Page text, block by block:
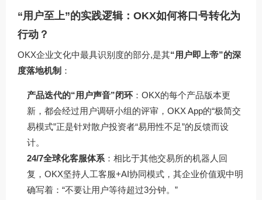
“用户至上”的实践逻辑：OKX如何将口号转化为
行动？
OKX企业文化中最具识别度的部分,是其“用户即上帝”的深
度落地机制 ：
产品迭代的“用户声音”闭环：OKX的每个产品版本更
新，都会经过用户调研小组的评审，OKX App的“极简交
易模式”正是针对散户投资者“易用性不足”的反馈而设
计。
24/7全球化客服体系 ：相比于其他交易所的机器人回
复，OKX坚持人工客服+AI协同模式，其企业价值观中明
确写着：“不要让用户等待超过3分钟。”